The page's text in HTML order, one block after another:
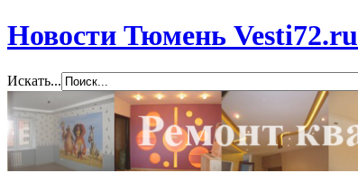
Новости Тюмень Vesti72.ru
Искать...